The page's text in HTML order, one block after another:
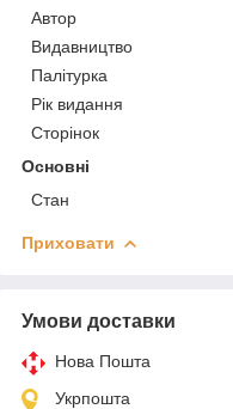
Автор
Видавництво
Палітурка
Рік видання
Сторінок
Основні
Стан
Приховати
Умови доставки
Нова Пошта
Укрпошта